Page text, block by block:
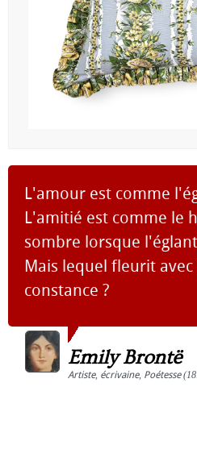
L'amour est comme
L'amitié est comme le
sombre lorsque
Mais lequel fleurit avec
constance ?
Emily Brontë
Artiste, écrivaine, Poétesse